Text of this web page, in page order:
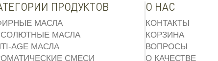
ПРОДУКТОВ
МАСЛА
МАСЛА
AGE МАСЛА
СМЕСИ
О НАС
КОНТАКТЫ
КОРЗИНА
ВОПРОСЫ
О КАЧЕСТВЕ